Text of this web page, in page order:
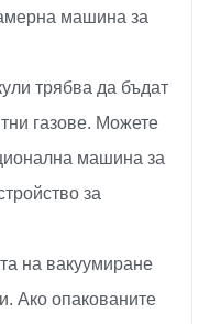
машина за
трябва да бъдат
газове. Можете
машина за
за
на вакуумиране
Ако опакованите